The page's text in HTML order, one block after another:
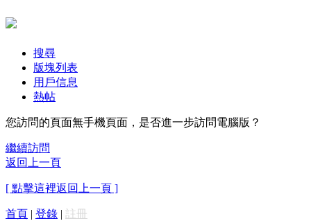
搜尋
版塊列表
用戶信息
熱帖
您訪問的頁面無手機頁面，是否進一步訪問電腦版？
繼續訪問
返回上一頁
[ 點擊這裡返回上一頁 ]
首頁 | 登錄 | 註冊